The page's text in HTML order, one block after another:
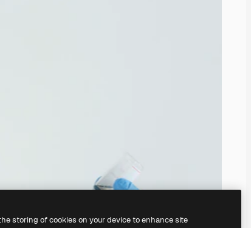
storing of cookies on your device to enhance site